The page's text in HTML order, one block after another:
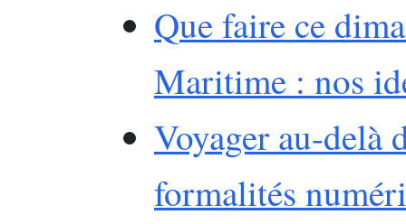
Que faire ce
Maritime : nos
Voyager au-delà
formalités